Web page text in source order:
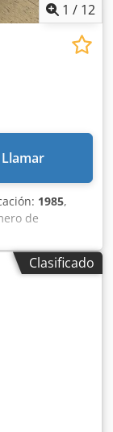
1 / 12
Llamar
1985,
de
7717
año de
Clasificado